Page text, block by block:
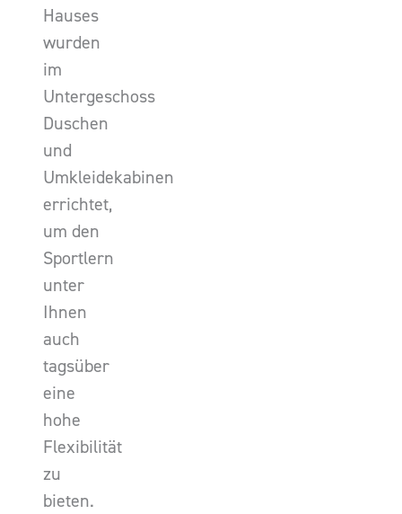
Hauses
wurden
im
Untergeschoss
Duschen
und
Umkleidekabinen
errichtet,
um den
Sportlern
unter
Ihnen
auch
tagsüber
eine
hohe
Flexibilität
zu
bieten.